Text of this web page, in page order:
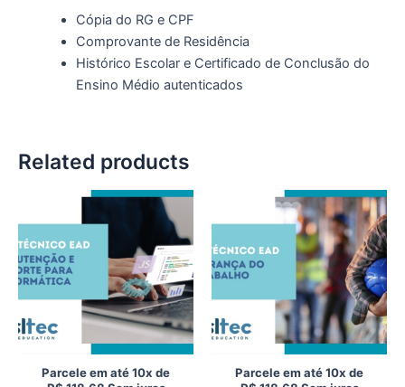
Cópia do RG e CPF
Comprovante de Residência
Histórico Escolar e Certificado de Conclusão do
Ensino Médio autenticados
Related products
Parcele em até 10x de
Parcele em até 10x de